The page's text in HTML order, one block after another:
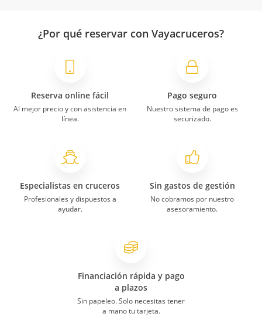
¿Por qué reservar con Vayacruceros?
Reserva online fácil
Al mejor precio y con asistencia en
línea.
Pago seguro
Nuestro sistema de pago es
securizado.
Especialistas en cruceros
Profesionales y dispuestos a
ayudar.
Sin gastos de gestión
No cobramos por nuestro
asesoramiento.
Financiación rápida y pago
a plazos
Sin papeleo. Solo necesitas tener
a mano tu tarjeta.